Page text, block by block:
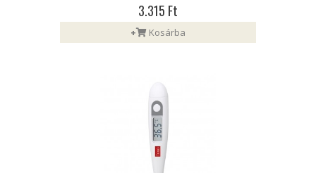
3.315 Ft
+ Kosárba